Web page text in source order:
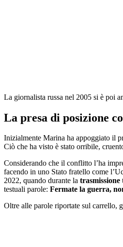
La giornalista russa nel 2005 si è poi
La presa di posizione
Inizialmente Marina ha appoggiato il
Ciò che ha visto è stato orribile,
Considerando che il conflitto l’ha
facendo in uno Stato fratello come
2022, quando durante la trasmissione
testuali parole: Fermate la guerra,
Oltre alle parole riportate sul carrello,